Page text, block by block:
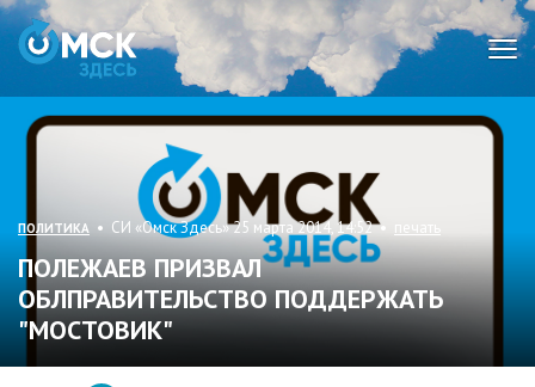
ПОЛИТИКА • СИ «Омск Здесь» 25 марта 2014, 14:52 • печать
ПОЛЕЖАЕВ ПРИЗВАЛ
ОБЛПРАВИТЕЛЬСТВО ПОДДЕРЖАТЬ
"МОСТОВИК"